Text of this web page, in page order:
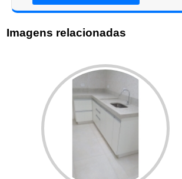
Imagens relacionadas